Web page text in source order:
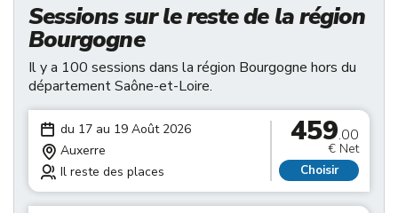
Sessions sur le reste de la région
Bourgogne
Il y a 100 sessions dans la région Bourgogne hors du
département Saône-et-Loire.
du 17 au 19 Août 2026
Auxerre
Il reste des places
459.00
€ Net
Choisir